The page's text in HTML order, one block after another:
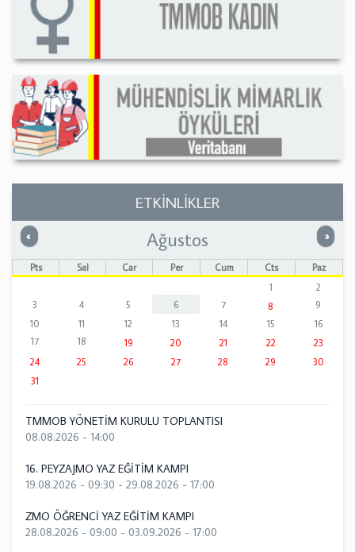
ETKİNLİKLER
« Önceki »
Ağustos
Pts Sal Çar Per Cum Cts
Paz
1
2
3
4 5 6 7 8
9
10
11 12 13 14 15
16
17
18 19 20 21 22
23
24
25 26 27 28 29
30
31
TMMOB YÖNETİM KURULU TOPLANTISI
08.08.2026 - 14:00
16. PEYZAJMO YAZ EĞİTİM KAMPI
19.08.2026 - 09:30 - 29.08.2026 - 17:00
ZMO ÖĞRENCİ YAZ EĞİTİM KAMPI
28.08.2026 - 09:00 - 03.09.2026 - 17:00